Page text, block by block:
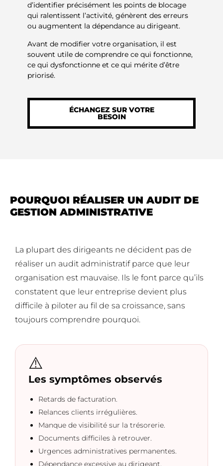
d’identifier précisément les points de blocage
qui ralentissent l’activité, génèrent des erreurs
ou augmentent la dépendance au dirigeant.
Avant de modifier votre organisation, il est
souvent utile de comprendre ce qui fonctionne,
ce qui dysfonctionne et ce qui mérite d’être
priorisé.
ÉCHANGEZ SUR VOTRE
BESOIN
POURQUOI RÉALISER UN AUDIT DE
GESTION ADMINISTRATIVE
La plupart des dirigeants ne décident pas de
réaliser un audit administratif parce que leur
organisation est mauvaise. Ils le font parce qu’ils
constatent que leur entreprise devient plus
difficile à piloter au fil de sa croissance, sans
toujours comprendre pourquoi.
⚠️
Les symptômes observés
Retards de facturation.
Relances clients irrégulières.
Manque de visibilité sur la trésorerie.
Documents difficiles à retrouver.
Urgences administratives permanentes.
Dépendance excessive au dirigeant.